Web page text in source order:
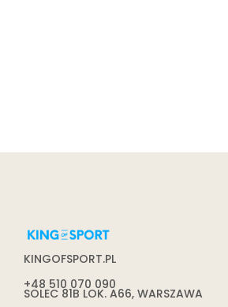
KINGOFSPORT.PL
+48 510 070 090
SOLEC 81B LOK. A66, WARSZAWA